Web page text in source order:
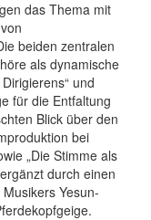
das Thema mit
beiden zentralen
als dynamische
und
für die Entfaltung
Blick über den
bei
„Die Stimme als
durch einen
Yesun-